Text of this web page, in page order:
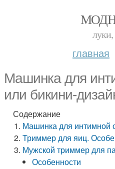
луки,
главная
Машинка для
или бикини-
Содержание
Машинка для интимной
Триммер для яиц.
Мужской триммер для
Особенности